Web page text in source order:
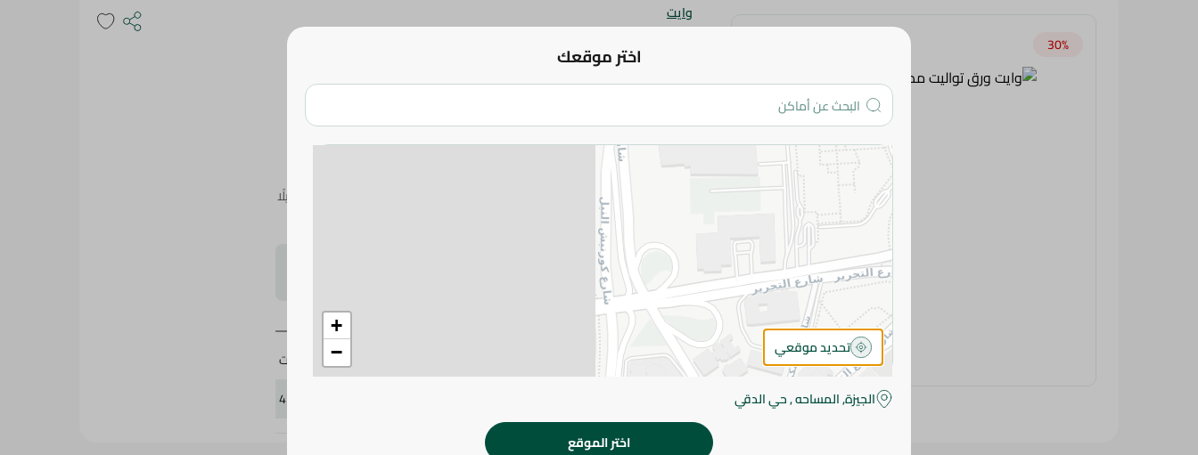
30‎%‎
وايت
وايت ورق تواليت مضغوط - 12 رول
229.95 جم
اضف للعربة
التفاصيل
ورق تواليت وايت المضغوط يوفر نعومة فائقة وقوة عالية مع استخدام يدوم طويلًا
ويوفر مساحة التخزين.
يرجى الملاحظة:
طفيف. قد يتغير التعبئة بناءً على التوفر.
المواصفات
براند
وايت
411746
اختر موقعك
+
−
تحديد موقعي
الجيزة, المساحه , حي الدقي
اختر الموقع